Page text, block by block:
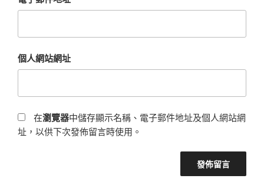
個人網站網址
在瀏覽器中儲存顯示名稱、電子郵件地址及個人網站網
址，以供下次發佈留言時使用。